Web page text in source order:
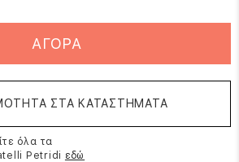
ΑΓΟΡΑ
ΣΤΑ ΚΑΤΑΣΤΗΜΑΤΑ
όλα τα
Petridi εδώ